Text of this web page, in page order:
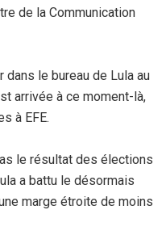
de la Communication
dans le bureau de Lula au
arrivée à ce moment-là,
à EFE.
le résultat des élections
a battu le désormais
marge étroite de moins